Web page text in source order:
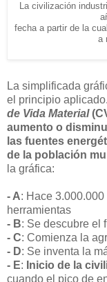
La civilización
fecha a partir de la
a
La simplificada
el principio aplicado.
de Vida Material
aumento o
las fuentes
de la población
la gráfica:
- A: Hace
herramientas
- B: Se descubre el
- C: Comienza la
- D: Se inventa la
- E: Inicio de la
cuando el pico de